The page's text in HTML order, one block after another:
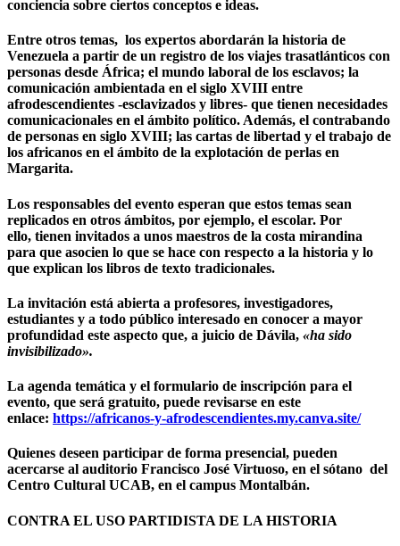
conciencia sobre ciertos conceptos e ideas.
Entre otros temas, los expertos abordarán la historia de
Venezuela a partir de un registro de los viajes trasatlánticos con
personas desde África; el mundo laboral de los esclavos; la
comunicación ambientada en el siglo XVIII entre
afrodescendientes -esclavizados y libres- que tienen necesidades
comunicacionales en el ámbito político. Además, el contrabando
de personas en siglo XVIII; las cartas de libertad y el trabajo de
los africanos en el ámbito de la explotación de perlas en
Margarita.
Los responsables del evento esperan que estos temas sean
replicados en otros ámbitos, por ejemplo, el escolar. Por
ello, tienen invitados a unos maestros de la costa mirandina
para que asocien lo que se hace con respecto a la historia y lo
que explican los libros de texto tradicionales.
La invitación está abierta a profesores, investigadores,
estudiantes y a todo público interesado en conocer a mayor
profundidad este aspecto que, a juicio de Dávila, «ha sido
invisibilizado».
La agenda temática y el formulario de inscripción para el
evento, que será gratuito, puede revisarse en este
enlace: https://africanos-y-afrodescendientes.my.canva.site/
Quienes deseen participar de forma presencial, pueden
acercarse al auditorio Francisco José Virtuoso, en el sótano del
Centro Cultural UCAB, en el campus Montalbán.
CONTRA EL USO PARTIDISTA DE LA HISTORIA